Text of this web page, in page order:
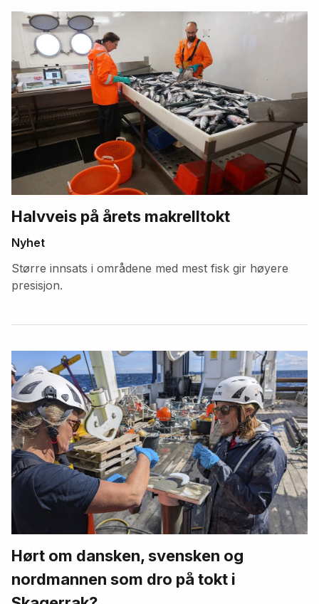
Halvveis på årets makrelltokt
Nyhet
Større innsats i områdene med mest fisk gir høyere
presisjon.
Hørt om dansken, svensken og
nordmannen som dro på tokt i